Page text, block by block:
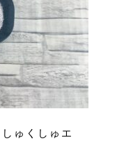
ゅくしゅエ